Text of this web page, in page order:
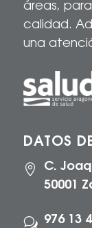
áreas, para
calidad.
una
DATOS

C.
50001
w 976 13